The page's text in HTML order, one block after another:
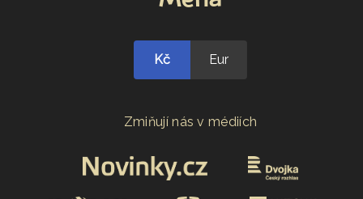
Kč Eur
Zmiňují nás v médiích